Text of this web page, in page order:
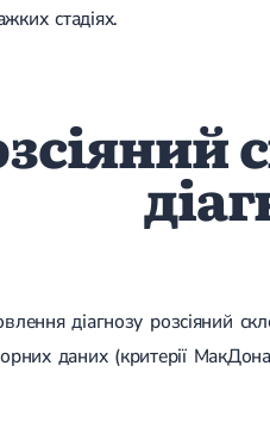
стадіях.
діагнозу розсіяний
даних (критерії